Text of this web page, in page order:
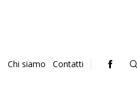
Chi siamo Contatti